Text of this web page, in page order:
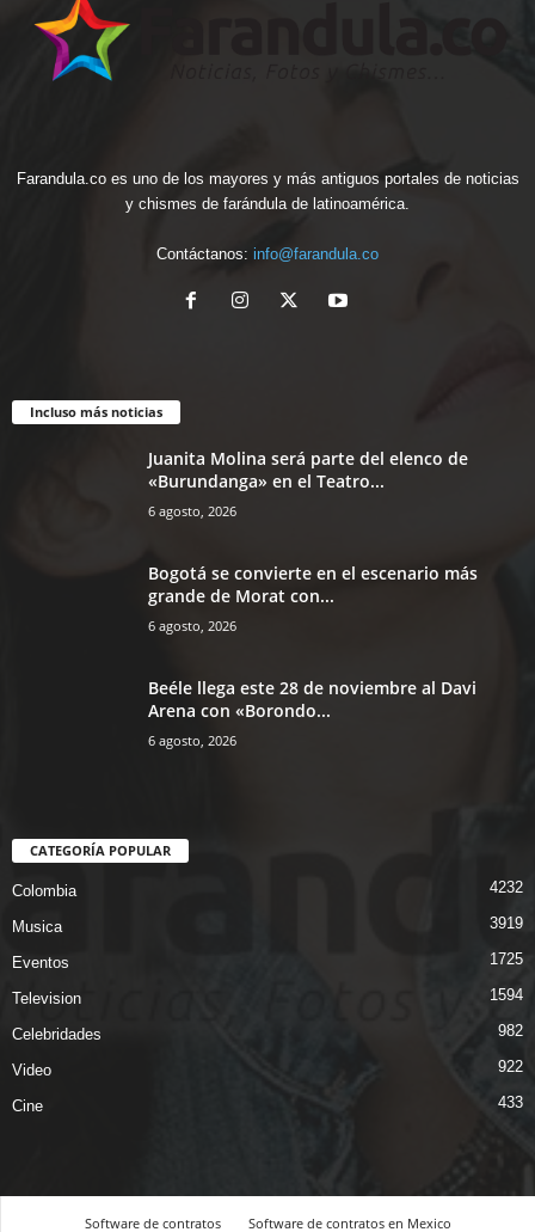
Farandula.co es uno de los mayores y más antiguos portales de noticias
y chismes de farándula de latinoamérica.
Contáctanos: info@farandula.co
Incluso más noticias
Juanita Molina será parte del elenco de
«Burundanga» en el Teatro...
6 agosto, 2026
Bogotá se convierte en el escenario más
grande de Morat con...
6 agosto, 2026
Beéle llega este 28 de noviembre al Davi
Arena con «Borondo...
6 agosto, 2026
CATEGORÍA POPULAR
Colombia 4232
Musica 3919
Eventos 1725
Television 1594
Celebridades 982
Video 922
Cine 433
Software de contratos Software de contratos en Mexico